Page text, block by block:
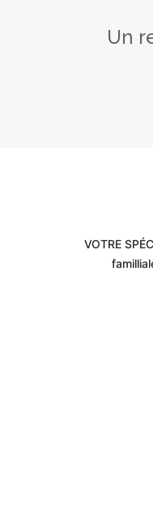
Un
VOTRE